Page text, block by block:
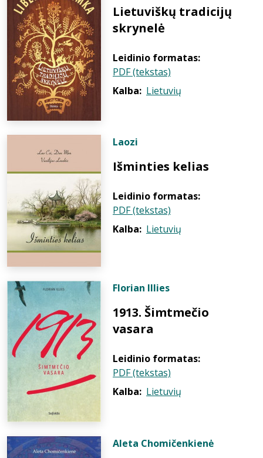
Lietuviškų tradicijų
skrynelė
Leidinio formatas:
PDF (tekstas)
Kalba: Lietuvių
Laozi
Išminties kelias
Leidinio formatas:
PDF (tekstas)
Kalba: Lietuvių
Florian Illies
1913. Šimtmečio
vasara
Leidinio formatas:
PDF (tekstas)
Kalba: Lietuvių
Aleta Chomičenkienė